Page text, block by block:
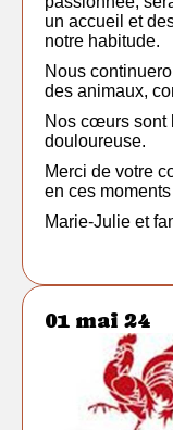
un accueil et
notre habitude.
Nous
des animaux,
Nos cœurs sont
douloureuse.
Merci de votre
en ces
Marie-Julie et
01 mai 24